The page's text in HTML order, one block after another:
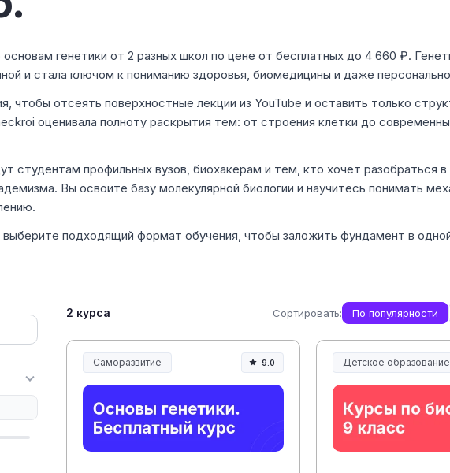
генетики от 2 разных школ по цене от бесплатных до 4 660 ₽.
и стала ключом к пониманию здоровья, биомедицины и даже
чтобы отсеять поверхностные лекции из YouTube и оставить только
оценивала полноту раскрытия тем: от строения клетки до
студентам профильных вузов, биохакерам и тем, кто хочет разобраться
Вы освоите базу молекулярной биологии и научитесь понимать
выберите подходящий формат обучения, чтобы заложить фундамент в
2 курса Сортировать: По популярности
Саморазвитие 9.0 Детское образование